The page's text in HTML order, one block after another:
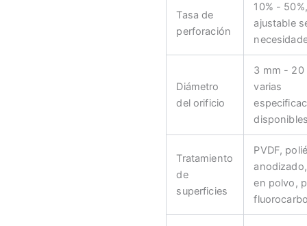
Tasa de
perforación
10% - 50%,
ajustable
Diámetro
del orificio
3 mm - 20
varias
Tratamiento
de
superficies
PVDF,
en polvo,